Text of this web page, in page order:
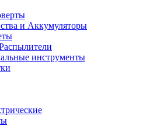
и Аккумуляторы
инструменты